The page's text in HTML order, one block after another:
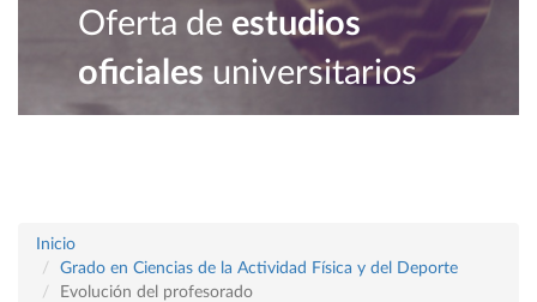
Oferta de estudios
oficiales universitarios
Inicio
Grado en Ciencias de la Actividad Física y del Deporte
Evolución del profesorado